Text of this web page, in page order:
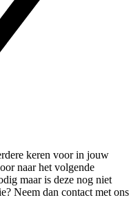
keren voor in jouw
naar het volgende
maar is deze nog niet
Neem dan contact met ons